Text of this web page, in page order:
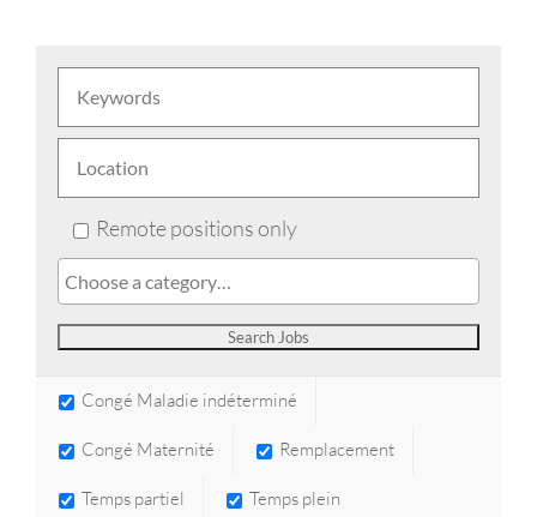
Remote positions only
Congé Maladie indéterminé
Congé Maternité Remplacement
Temps partiel Temps plein